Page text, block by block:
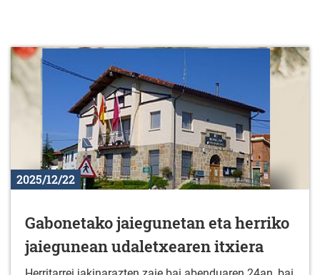
2025/12/22
Gabonetako jaiegunetan eta herriko
jaiegunean udaletxearen itxiera